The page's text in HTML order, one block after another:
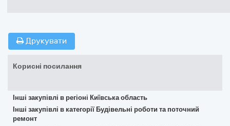
Друкувати
Корисні посилання
Інші закупівлі в регіоні Київська область
Інші закупівлі в категорії Будівельні роботи та поточний
ремонт